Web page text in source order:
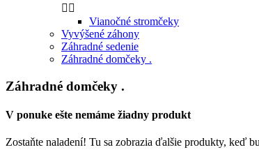
 
Vianočné stromčeky
Vyvýšené záhony
Záhradné sedenie
Záhradné domčeky .
Záhradné domčeky .
V ponuke ešte nemáme žiadny produkt
Zostaňte naladení! Tu sa zobrazia ďalšie produkty, keď